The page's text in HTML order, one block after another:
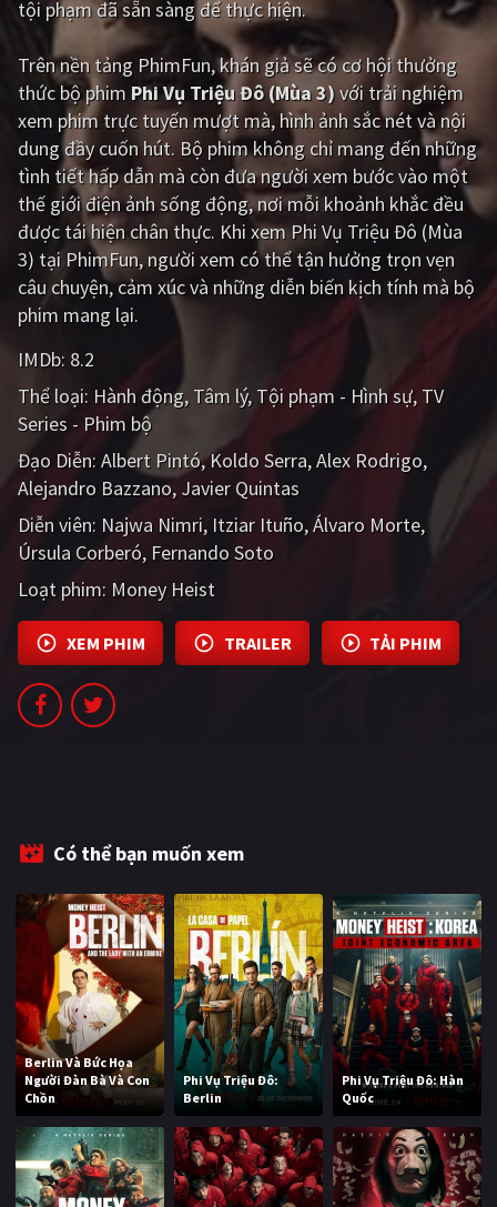
Gia đình
Bí ẩn Lịch sử
Viễn Tây Tiểu sử
GameShow DramaTV
QUỐC GIA
Âu - Mỹ Trung Quốc - Hồng Kông
Hàn Quốc
Ấn Độ
Tổng hợp
CẬP NHẬT
PHIM MỚI
PHIM BỘ
PHIM LẺ
PHIM CHIẾU RẠP
TUYỂN TẬP PHIM
tội phạm đã sẵn sàng để thực hiện.
Trên nền tảng PhimFun, khán giả sẽ có cơ hội thưởng
thức bộ phim Phi Vụ Triệu Đô (Mùa 3)với trải nghiệm
xem phim trực tuyến mượt mà, hình ảnh sắc nét và nội
dung đầy cuốn hút. Bộ phim không chỉ mang đến những
tình tiết hấp dẫn mà còn đưa người xem bước vào một
thế giới điện ảnh sống động, nơi mỗi khoảnh khắc đều
được tái hiện chân thực. Khi xem Phi Vụ Triệu Đô (Mùa
3) tại PhimFun, người xem có thể tận hưởng trọn vẹn
câu chuyện, cảm xúc và những diễn biến kịch tính mà bộ
phim mang lại.
IMDb: 8.2
Thể loại: Hành động Tâm lý Tội phạm - Hình sự TV
Series - Phim bộ
Đạo Diễn: Albert Pintó Koldo Serra Alex Rodrigo
Alejandro Bazzano Javier Quintas
Diễn viên: Najwa Nimri Itziar Ituño Álvaro Morte
Úrsula Corberó Fernando Soto
Loạt phim: Money Heist
XEM PHIM TRAILER TẢI PHIM
Có thể bạn muốn xem
Berlin Và Bức Họa
Người Đàn Bà Và Con
Chồn
Phi Vụ Triệu Đô:
Berlin
Phi Vụ Triệu Đô: Hàn
Quốc